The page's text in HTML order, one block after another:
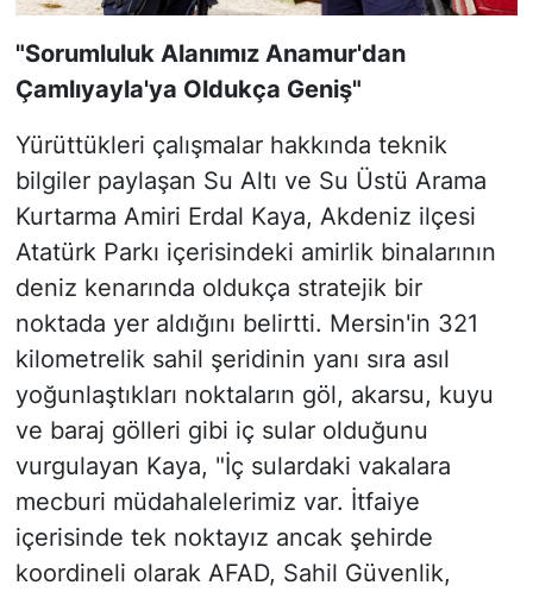
"Sorumluluk Alanımız Anamur'dan
Çamlıyayla'ya Oldukça Geniş"
Yürüttükleri çalışmalar hakkında teknik
bilgiler paylaşan Su Altı ve Su Üstü Arama
Kurtarma Amiri Erdal Kaya, Akdeniz ilçesi
Atatürk Parkı içerisindeki amirlik binalarının
deniz kenarında oldukça stratejik bir
noktada yer aldığını belirtti. Mersin'in 321
kilometrelik sahil şeridinin yanı sıra asıl
yoğunlaştıkları noktaların göl, akarsu, kuyu
ve baraj gölleri gibi iç sular olduğunu
vurgulayan Kaya, "İç sulardaki vakalara
mecburi müdahalelerimiz var. İtfaiye
içerisinde tek noktayız ancak şehirde
koordineli olarak AFAD, Sahil Güvenlik,